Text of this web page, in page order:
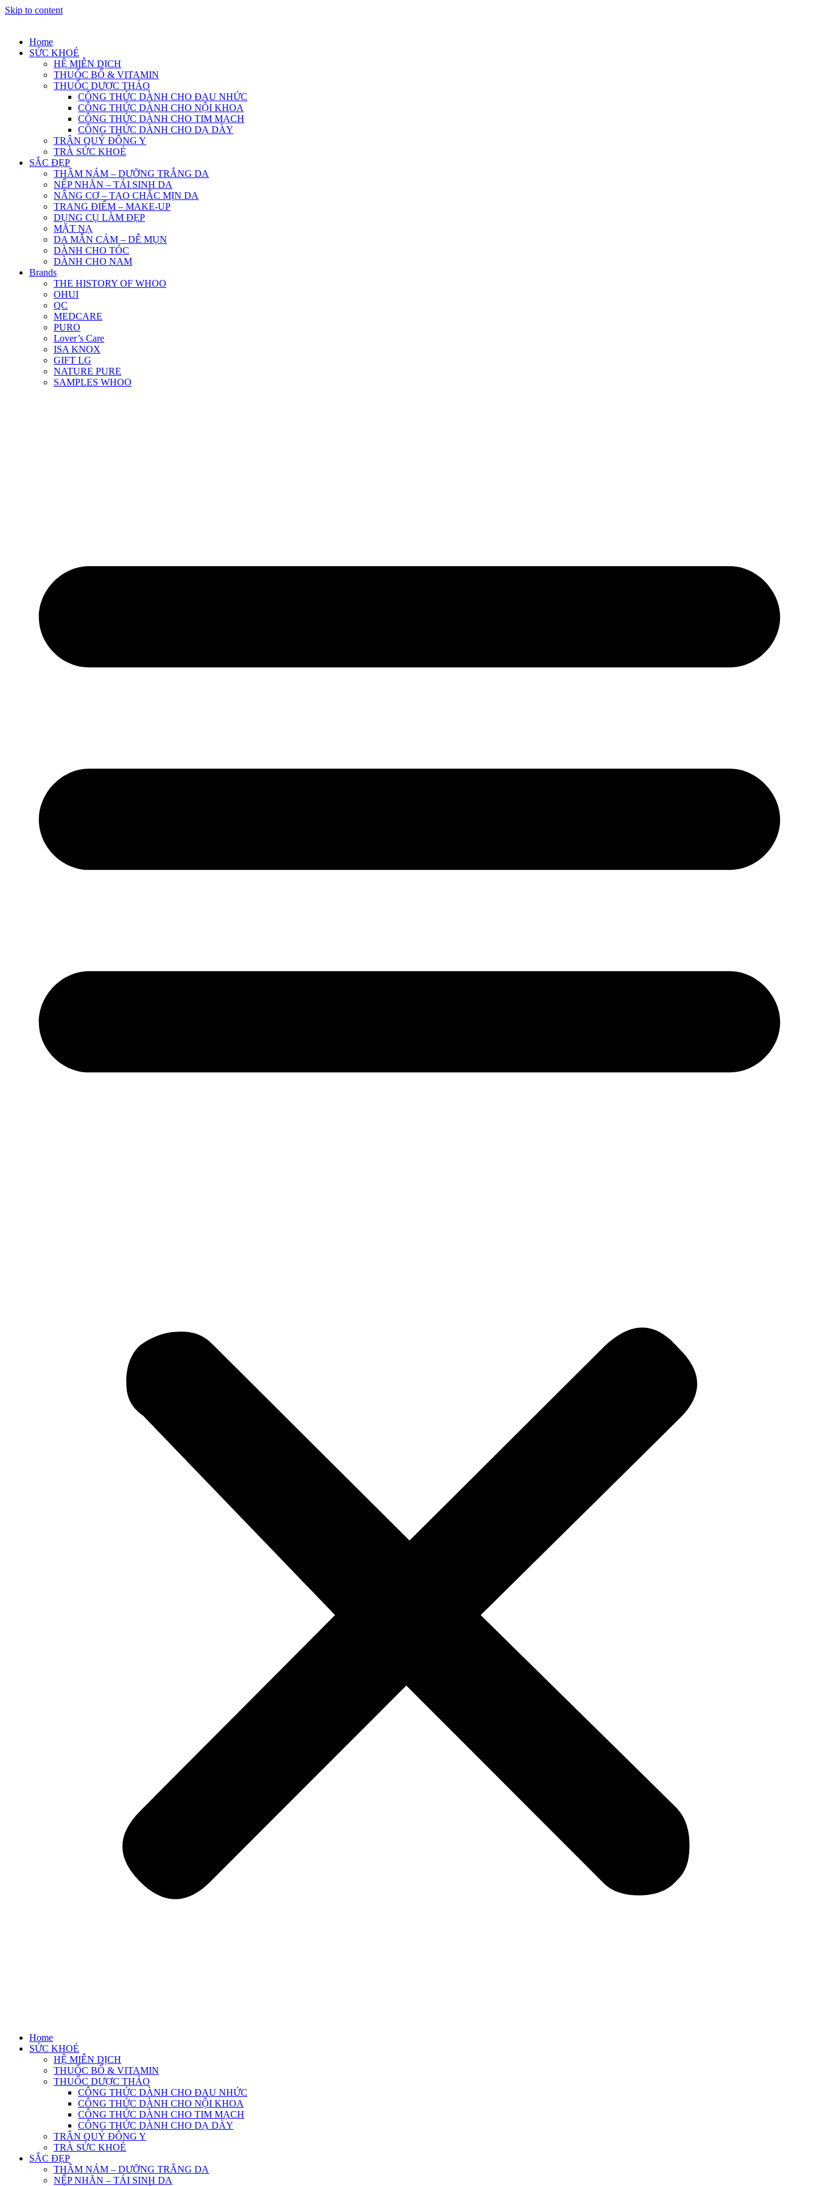
Skip to content
Home
SỨC KHOẺ
HỆ MIỄN DỊCH
THUỐC BỔ & VITAMIN
THUỐC DƯỢC THẢO
CÔNG THỨC DÀNH CHO ĐAU NHỨC
CÔNG THỨC DÀNH CHO NỘI KHOA
CÔNG THỨC DÀNH CHO TIM MẠCH
CÔNG THỨC DÀNH CHO DẠ DÀY
TRÂN QUÝ ĐÔNG Y
TRÀ SỨC KHOẺ
SẮC ĐẸP
THÂM NÁM – DƯỠNG TRẮNG DA
NẾP NHĂN – TÁI SINH DA
NÂNG CƠ – TẠO CHẮC MỊN DA
TRANG ĐIỂM – MAKE-UP
DỤNG CỤ LÀM ĐẸP
MẶT NẠ
DA MẪN CẢM – DỄ MỤN
DÀNH CHO TÓC
DÀNH CHO NAM
Brands
THE HISTORY OF WHOO
OHUI
QC
MEDCARE
PURO
Lover’s Care
ISA KNOX
GIFT LG
NATURE PURE
SAMPLES WHOO
Home
SỨC KHOẺ
HỆ MIỄN DỊCH
THUỐC BỔ & VITAMIN
THUỐC DƯỢC THẢO
CÔNG THỨC DÀNH CHO ĐAU NHỨC
CÔNG THỨC DÀNH CHO NỘI KHOA
CÔNG THỨC DÀNH CHO TIM MẠCH
CÔNG THỨC DÀNH CHO DẠ DÀY
TRÂN QUÝ ĐÔNG Y
TRÀ SỨC KHOẺ
SẮC ĐẸP
THÂM NÁM – DƯỠNG TRẮNG DA
NẾP NHĂN – TÁI SINH DA